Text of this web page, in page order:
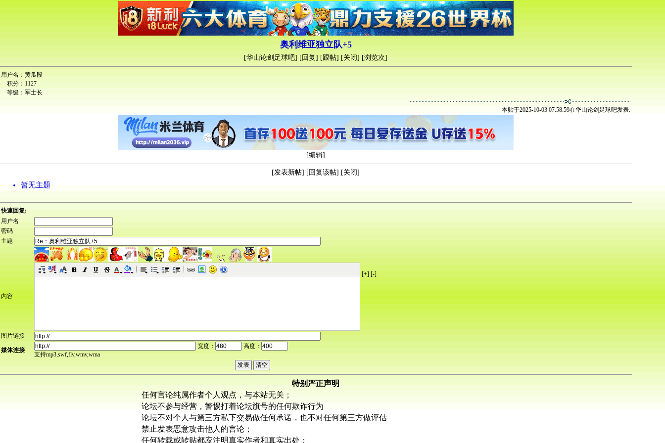
奥利维亚独立队+5
[华山论剑足球吧] [回复] [跟帖] [关闭] [浏览次]
用户名： 黄瓜段
积分： 1127
等级： 军士长
本贴于2025-10-03 07:58:59在华山论剑足球吧发表.
[编辑]
[发表新帖] [ 回复该帖] [关闭]
暂无主题
快速回复:
用户名
密码
主题
内容
[+] [-]
图片链接
媒体连接
宽度：
高度：
支持mp3,swf,flv,wmv,wma
特别严正声明
任何言论纯属作者个人观点，与本站无关；
论坛不参与经营，警惕打着论坛旗号的任何欺诈行为
论坛不对个人与第三方私下交易做任何承诺，也不对任何第三方做评估
禁止发表恶意攻击他人的言论；
任何转载或转贴都应注明真实作者和真实出处；